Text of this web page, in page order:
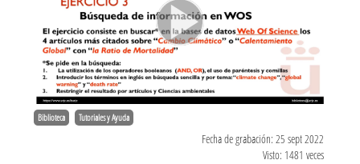
Biblioteca Tutoriales y Ayuda
Fecha de grabación: 25 sept 2022
Visto: 1481 veces